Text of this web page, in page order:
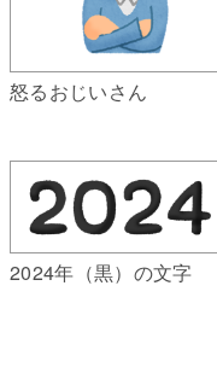
怒るおじいさん
2024年（黒）の文字